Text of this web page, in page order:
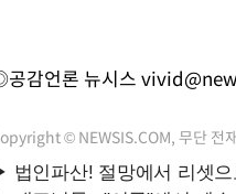
감언론 뉴시스
© NEWSIS.COM, 무단 전